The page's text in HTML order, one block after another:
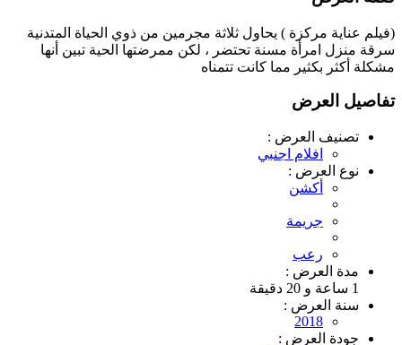
(فيلم عناية مركزة ) يحاول ثلاثة مجرمين من ذوي الحياة المتدنية
سرقة منزل امرأة مسنة تحتضر ، لكن ممرضتها الحية تبين أنها
مشكلة أكثر بكثير مما كانت تتمناه
تفاصيل العرض
تصنيف العرض :
افلام اجنبي
نوع العرض :
أكشن
جريمة
رعب
مدة العرض :
1 ساعة و 20 دقيقة
سنة العرض :
2018
جودة العرض :